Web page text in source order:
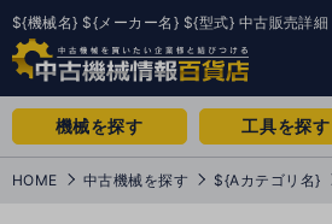
${機械名} ${メーカー名} ${型式} 中古販売詳
機械を探す 工具を探す
HOME 中古機械を探す ${Aカテゴリ名}